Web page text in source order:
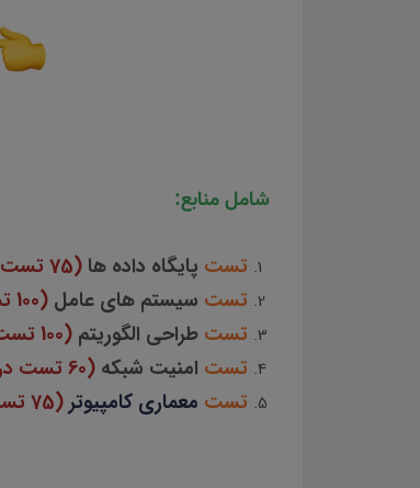
شامل منابع:
تست پایگاه داده ها (75 تست در 18 صفحه pdf)
تست سیستم های عامل (100 تست در 26 صفحه)
تست طراحی الگوریتم (100 تست
تست امنیت شبکه (60 تست در 78 اسلاید pdf)
تست معماری کامپیوتر (75 تست در 25 صفحه)